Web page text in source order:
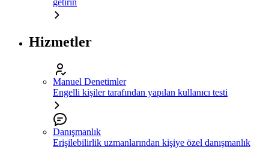
getirin
Hizmetler
Manuel Denetimler
Engelli kişiler tarafından yapılan kullanıcı testi
Danışmanlık
Erişilebilirlik uzmanlarından kişiye özel danışmanlık